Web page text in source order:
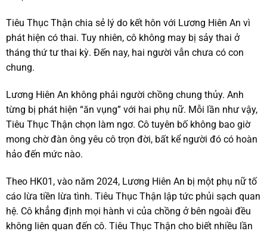
Tiêu Thục Thận chia sẻ lý do kết hôn với Lương Hiên An vì
phát hiện có thai. Tuy nhiên, cô không may bị sảy thai ở
tháng thứ tư thai kỳ. Đến nay, hai người vẫn chưa có con
chung.
Lương Hiên An không phải người chồng chung thủy. Anh
từng bị phát hiện “ăn vụng” với hai phụ nữ. Mỗi lần như vậy,
Tiêu Thục Thận chọn làm ngơ. Cô tuyên bố không bao giờ
mong chờ đàn ông yêu cô trọn đời, bất kể người đó có hoàn
hảo đến mức nào.
Theo HK01, vào năm 2024, Lương Hiên An bị một phụ nữ tố
cáo lừa tiền lừa tình. Tiêu Thục Thận lập tức phủi sạch quan
hệ. Cô khẳng định mọi hành vi của chồng ở bên ngoài đều
không liên quan đến cô. Tiêu Thục Thận cho biết nhiều lần